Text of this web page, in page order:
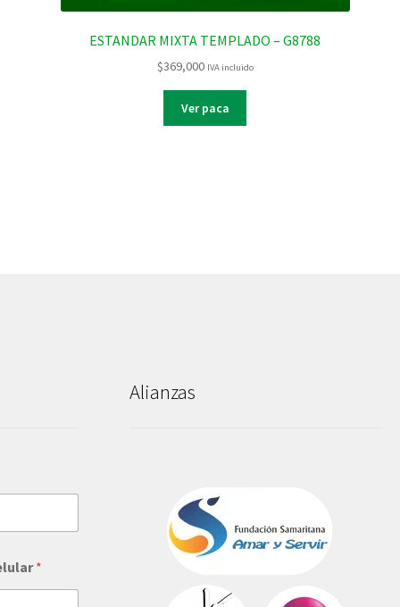
ESTANDAR MIXTA TEMPLADO – G8788
$369,000 IVA incluido
Ver paca
*
Alianzas